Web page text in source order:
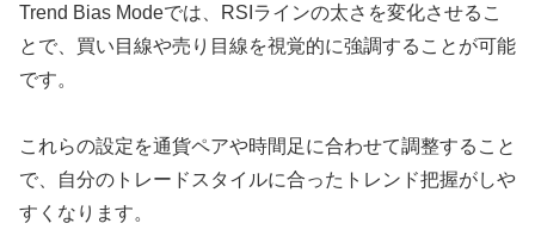
Trend Bias Modeでは、RSIラインの太さを変化させるこ
とで、買い目線や売り目線を視覚的に強調することが可能
です。
これらの設定を通貨ペアや時間足に合わせて調整すること
で、自分のトレードスタイルに合ったトレンド把握がしや
すくなります。